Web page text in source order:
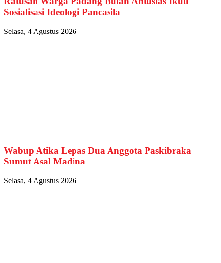
Sosialisasi Ideologi Pancasila
Selasa, 4 Agustus 2026
Wabup Atika Lepas Dua Anggota Paskibraka
Sumut Asal Madina
Selasa, 4 Agustus 2026